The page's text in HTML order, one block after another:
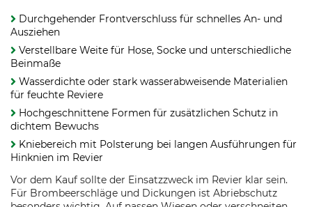
Durchgehender Frontverschluss für schnelles An- und
Ausziehen
Verstellbare Weite für Hose, Socke und unterschiedliche
Beinmaße
Wasserdichte oder stark wasserabweisende Materialien
für feuchte Reviere
Hochgeschnittene Formen für zusätzlichen Schutz in
dichtem Bewuchs
Kniebereich mit Polsterung bei langen Ausführungen für
Hinknien im Revier
Vor dem Kauf sollte der Einsatzzweck im Revier klar sein.
Für Brombeerschläge und Dickungen ist Abriebschutz